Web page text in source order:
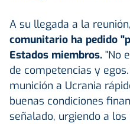
A su llegada a la reunión,
comunitario ha pedido
Estados miembros. "No
de competencias y
munición a Ucrania
buenas condiciones
señalado, urgiendo a